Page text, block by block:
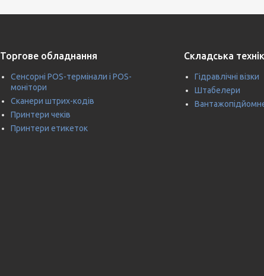
Торгове обладнання
Сенсорні POS-термінали і POS-
монітори
Сканери штрих-кодів
Принтери чеків
Принтери етикеток
Складська
Гідравлічні візки
Штабелери